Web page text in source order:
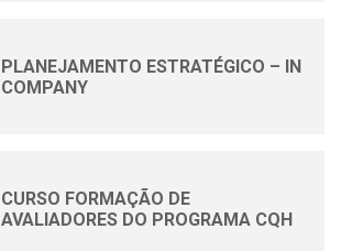
PLANEJAMENTO ESTRATÉGICO – IN
COMPANY
CURSO FORMAÇÃO DE
AVALIADORES DO PROGRAMA CQH